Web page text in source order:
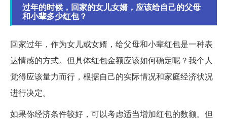
过年的时候，回家的女儿女婿，应该给自己的父母
和小辈多少红包？
回家过年，作为女儿或女婿，给父母和小辈红包是一种表
达情感的方式。但具体红包金额应该如何确定呢？我个人
觉得应该量力而行，根据自己的实际情况和家庭经济状况
进行决定。
如果你经济条件较好，可以考虑适当增加红包的数额。但